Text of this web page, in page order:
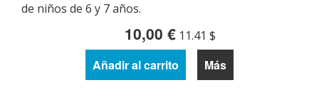
de niños de 6 y 7 años.
10,00 € 11.41 $
Añadir al carrito Más